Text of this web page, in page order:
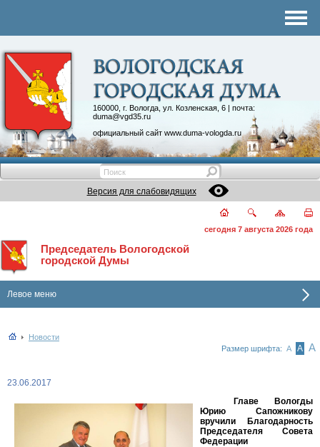
160000, г. Вологда, ул. Козленская, 6 | почта:
duma@vgd35.ru
официальный сайт www.duma-vologda.ru
Контакты
Депутатские объединения
Версия для слабовидящих
сегодня 7 августа 2026 года
Председатель Вологодской
городской Думы
Левое меню
Новости
Размер шрифта: А А А
23.06.2017
Главе Вологды
Юрию Сапожникову
вручили Благодарность
Председателя Совета
Федерации